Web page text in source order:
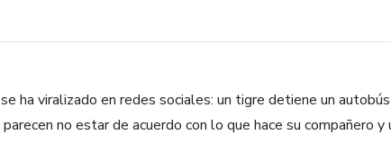
ha viralizado en redes sociales: un tigre detiene un
no estar de acuerdo con lo que hace su